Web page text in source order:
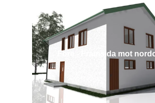
Före - Framsida mot